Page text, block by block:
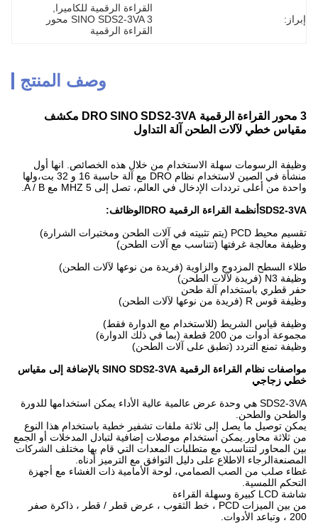
إبراز:
القراءة الرقمية للكاميرا
القراءة الرقمية
وصف المنتج
3 محور القراءة الرقمية DRO SINO SDS2-3VA مكشف
مقياس خطي لآلات الطحن آلة التداول
وظيفة الرسومات سهلة الاستخدام من خلال هذه الخصائص. انها أول
منشأة في الصين لاستخدام نظام DRO مع آلة حاسبة 16 و 32 بت،ولها
واحدة من أعلى ترددات الإدخال في العالم، تصل إلى 5 MHZ مع A / B.
SDS2-3VA أنظمة القراءة الرقمية DRO
الوظائف:
تقسيم محيط PCD (يتم تثبيته في آلات الطحن ومختبرات الشرارة)
وظيفة معالجة غرفتها (تتناسب مع آلات الطحن)
طلاء السطح المزدوج والزاوية (فريدة من نوعها لآلات الطحن)
وظيفة N3 (فريدة لآلات الطحن)
حفر قطري باستخدام آلة طحن
وظيفة قوس R (فريدة من نوعها لآلات الطحن)
وظيفة قياس الشريط (للاستخدام مع الدوارة فقط)
مجموعة أدوات من 200 قطعة (بما في ذلك الدوارة)
وظيفة تمنع التردد (تطبق على آلات الطحن)
مواصفات نظام القراءة الرقمية SINO SDS2-3VA بالإضافة إلى مقياس
خطي زجاجي
SDS2-3VA هي وحدة عرض عالمية عالية الأداء يمكن استخدامها للدورة
والطحن والطحن.
يمكن توصيل ما يصل إلى ثلاثة ملفات تشفير خطية باستخدام هذا النوع
من ثلاثة محاور.يمكن استخدام موصلات إضافية لتبادل المدخلات أو الجمع
بين المحاور لتتناسب مع متطلبات المعدات التي قام بها مختلف الشركات
المصنعةالرجاء الاطلاع على دليل التوافق مع الترميز أدناه.
غطاء صلب من الصب الصمامي، لوحة الأمامية ذات الغشاء مع أجهزة
التحكم اللمسية.
شاشة LCD كبيرة وسهلة القراءة
من بين الميزات PCD ، خط الثقوب ، عرض قطر / قطر ، ذاكرة صفر
200 ، وتباعد الأدوات.